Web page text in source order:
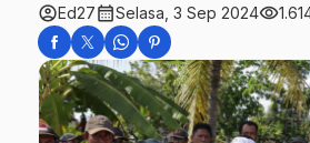
account_circleEd27calendar_monthSelasa, 3 Sep 2024visibility